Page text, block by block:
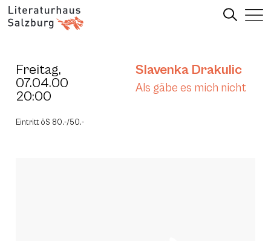
Freitag,
07.04.00
20:00
Slavenka Drakulic
Als gäbe es mich nicht
Eintritt öS 80.-/50.-